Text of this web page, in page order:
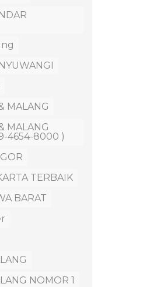
MALANG
MALANG
4654-8000 )
TERBAIK
BARAT
NOMOR 1